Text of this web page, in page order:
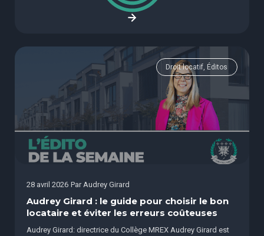
Droit locatif, Éditos
28 avril 2026 Par Audrey Girard
Audrey Girard : le guide pour choisir le bon
locataire et éviter les erreurs coûteuses
Audrey Girard: directrice du Collège MREX Audrey Girard est